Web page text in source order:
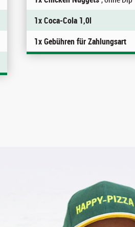
1x Coca-Cola 1,0l
1x Gebühren für Zahlungsart